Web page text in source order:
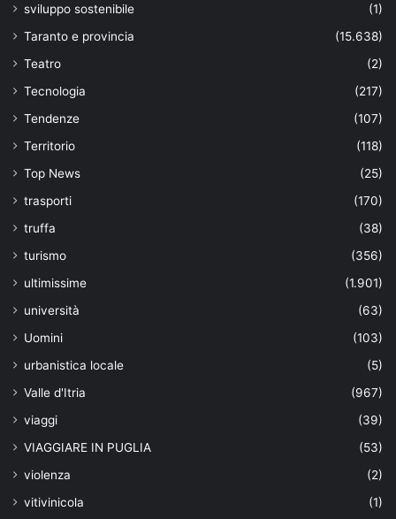
sviluppo sostenibile
(1)
Taranto e provincia
(15.638)
Teatro
(2)
Tecnologia
(217)
Tendenze
(107)
Territorio
(118)
Top News
(25)
trasporti
(170)
truffa
(38)
turismo
(356)
ultimissime
(1.901)
università
(63)
Uomini
(103)
urbanistica locale
(5)
Valle d'Itria
(967)
viaggi
(39)
VIAGGIARE IN PUGLIA
(53)
violenza
(2)
vitivinicola
(1)